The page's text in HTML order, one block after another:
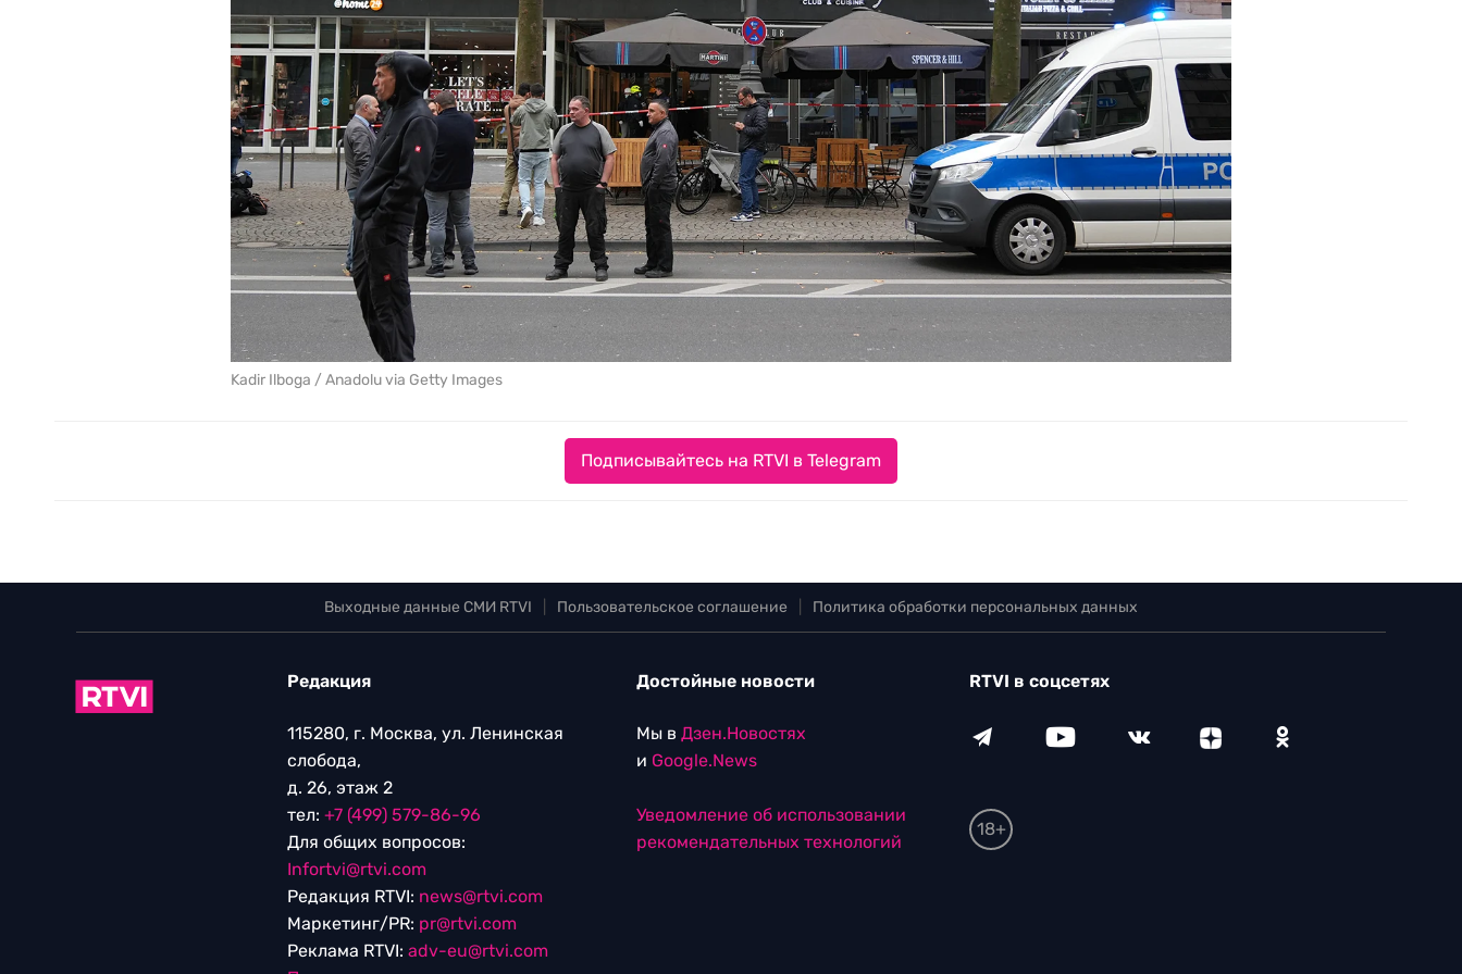
Kadir Ilboga / Anadolu via Getty Images
Подписывайтесь на RTVI в Telegram
Выходные данные СМИ RTVI Пользовательское соглашение Политика обработки персональных данных
Редакция
115280, г. Москва, ул. Ленинская
слобода,
д. 26, этаж 2
тел: +7 (499) 579-86-96
Для общих вопросов:
Infortvi@rtvi.com
Редакция RTVI: news@rtvi.com
Маркетинг/PR: pr@rtvi.com
Реклама RTVI: adv-eu@rtvi.com
Достойные новости
Мы в Дзен.Новостях
и Google.News
Уведомление об использовании
рекомендательных технологий
RTVI в соцсетях
18+